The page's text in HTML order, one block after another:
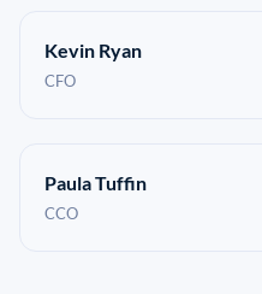
Kevin Ryan
CFO
Paula Tuffin
CCO